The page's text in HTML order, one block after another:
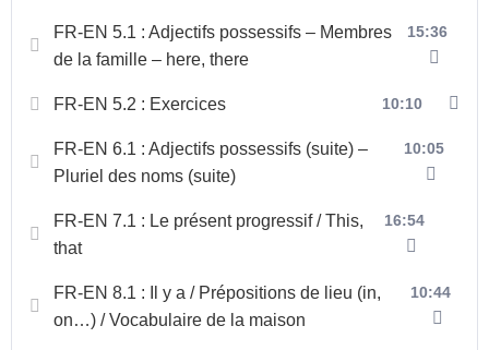
FR-EN 5.1 : Adjectifs possessifs – Membres
de la famille – here, there
15:36
FR-EN 5.2 : Exercices 10:10
FR-EN 6.1 : Adjectifs possessifs (suite) –
Pluriel des noms (suite)
10:05
FR-EN 7.1 : Le présent progressif / This,
that
16:54
FR-EN 8.1 : Il y a / Prépositions de lieu (in,
on…) / Vocabulaire de la maison
10:44